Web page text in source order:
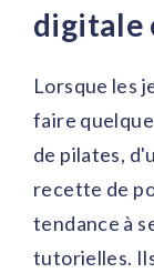
digitale
Lorsque les
faire
de pilates,
recette de
tendance à
tutorielles.